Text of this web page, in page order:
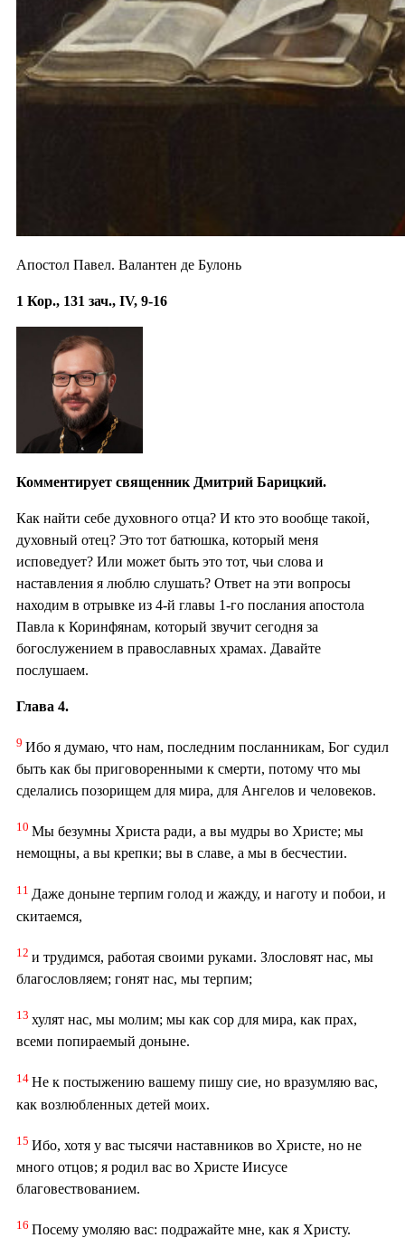
Апостол Павел. Валантен де Булонь
1 Кор., 131 зач., IV, 9-16
Комментирует священник Дмитрий Барицкий.
Как найти себе духовного отца? И кто это вообще такой,
духовный отец? Это тот батюшка, который меня
исповедует? Или может быть это тот, чьи слова и
наставления я люблю слушать? Ответ на эти вопросы
находим в отрывке из 4-й главы 1-го послания апостола
Павла к Коринфянам, который звучит сегодня за
богослужением в православных храмах. Давайте
послушаем.
Глава 4.
9 Ибо я думаю, что нам, последним посланникам, Бог судил
быть как бы приговоренными к смерти, потому что мы
сделались позорищем для мира, для Ангелов и человеков.
10 Мы безумны Христа ради, а вы мудры во Христе; мы
немощны, а вы крепки; вы в славе, а мы в бесчестии.
11 Даже доныне терпим голод и жажду, и наготу и побои, и
скитаемся,
12 и трудимся, работая своими руками. Злословят нас, мы
благословляем; гонят нас, мы терпим;
13 хулят нас, мы молим; мы как сор для мира, как прах,
всеми попираемый доныне.
14 Не к постыжению вашему пишу сие, но вразумляю вас,
как возлюбленных детей моих.
15 Ибо, хотя у вас тысячи наставников во Христе, но не
много отцов; я родил вас во Христе Иисусе
благовествованием.
16 Посему умоляю вас: подражайте мне, как я Христу.